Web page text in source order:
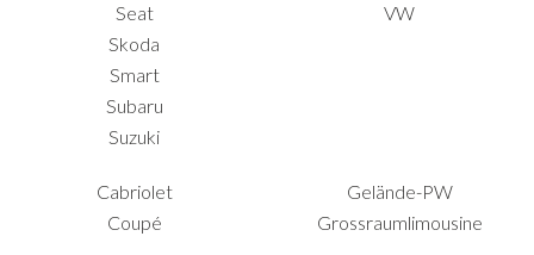
Seat
Skoda
Smart
Subaru
Suzuki
VW
Cabriolet
Coupé
Gelände-PW
Grossraumlimousine